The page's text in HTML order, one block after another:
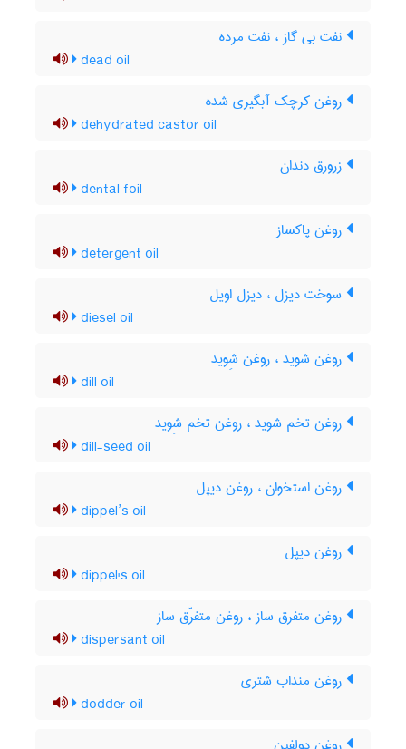
نفت بی گاز ، نفت مرده
dead oil
روغن کرچک آبگیری شده
dehydrated castor oil
زرورق دندان
dental foil
روغن پاکساز
detergent oil
سوخت دیزل ، دیزل اویل
diesel oil
روغن شوید ، روغن شِوید
dill oil
روغن تخم شوید ، روغن تخم شِوید
dill-seed oil
روغن استخوان ، روغن دیپل
dippel’s oil
روغن دیپل
dippel's oil
روغن متفرق ساز ، روغن متفرّق ساز
dispersant oil
روغن منداب شتری
dodder oil